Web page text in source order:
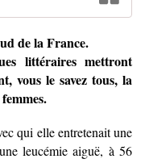
de la France.
littéraires mettront
vous le savez tous, la
qui elle entretenait une
leucémie aiguë, à 56